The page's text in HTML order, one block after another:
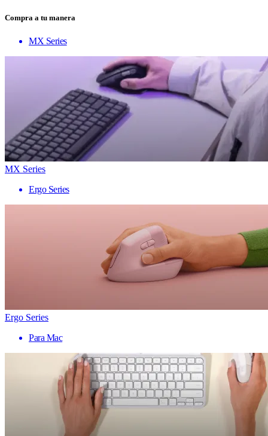
Compra a tu manera
MX Series
MX Series
Ergo Series
Ergo Series
Para Mac